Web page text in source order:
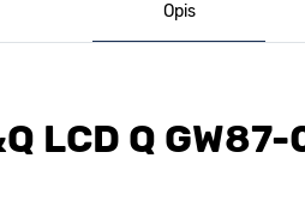
Opis
LCD Q